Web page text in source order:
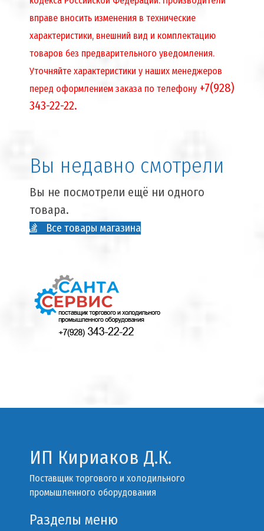
вправе вносить изменения в технические
характеристики, внешний вид и комплектацию
товаров без предварительного уведомления.
Уточняйте характеристики у наших менеджеров
перед оформлением заказа по телефону +7(928)
343-22-22.
Вы недавно смотрели
Вы не посмотрели ещё ни одного
товара.
Все товары магазина
ИП Кириаков Д.К.
Поставщик торгового и холодильного
промышленного оборудования
Разделы меню